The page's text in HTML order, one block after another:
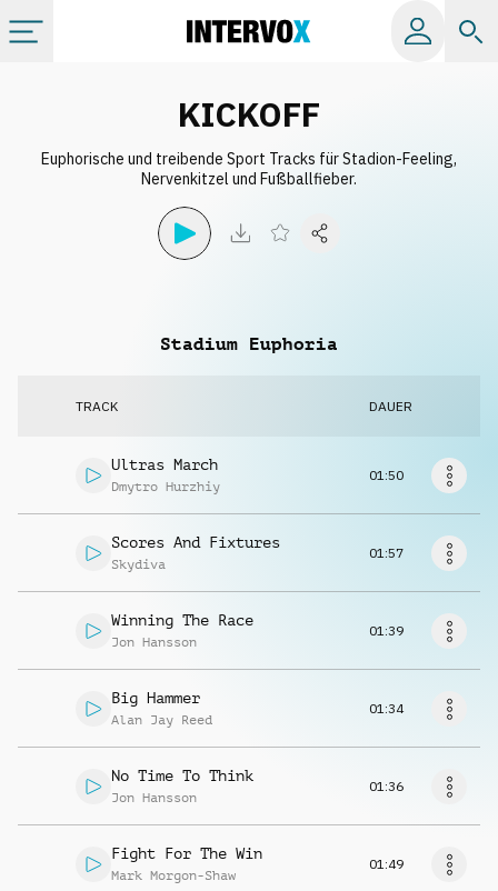
Alle Alben
KICKOFF
Euphorische und treibende Sport Tracks für Stadion-Feeling,
Nervenkitzel und Fußballfieber.
Stadium Euphoria
TRACK DAUER
Ultras March
Dmytro Hurzhiy
01:50
Scores And Fixtures
Skydiva
01:57
Winning The Race
Jon Hansson
01:39
Big Hammer
Alan Jay Reed
01:34
No Time To Think
Jon Hansson
01:36
Fight For The Win
Mark Morgon-Shaw
01:49